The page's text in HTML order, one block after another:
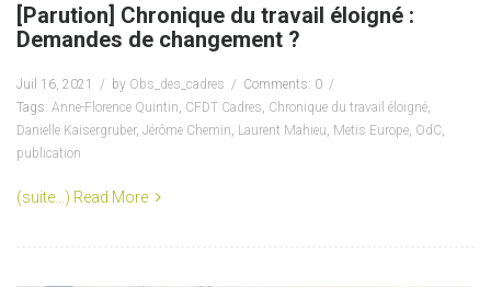
[Parution] Chronique du travail éloigné :
Demandes de changement ?
Juil 16, 2021 by Obs_des_cadres
Comments: 0
Tags: Anne-Florence Quintin CFDT Cadres Chronique du travail éloigné
Danielle Kaisergruber, Jérôme Chemin Laurent Mahieu Metis Europe OdC
publication
(suite…) Read More